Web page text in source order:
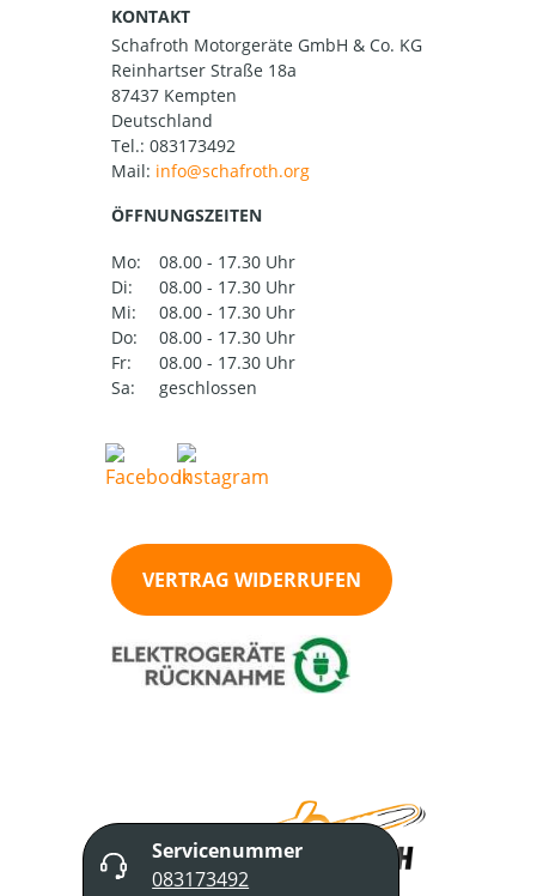
KONTAKT
Schafroth Motorgeräte GmbH & Co. KG
Reinhartser Straße 18a
87437 Kempten
Deutschland
Tel.: 083173492
Mail:
ÖFFNUNGSZEITEN
Mo:
08.00 - 17.30 Uhr
Di:
08.00 - 17.30 Uhr
Mi:
08.00 - 17.30 Uhr
Do:
08.00 - 17.30 Uhr
Fr:
08.00 - 17.30 Uhr
Sa:
geschlossen
VERTRAG WIDERRUFEN
Servicenummer
083173492